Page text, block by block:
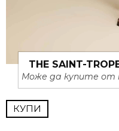
THE SAINT-
Може да купите от
КУПИ